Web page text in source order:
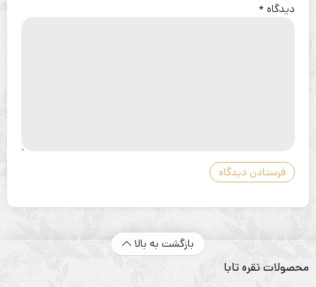
دیدگاه*
بازگشت به بالا
محصولات نقره تابا